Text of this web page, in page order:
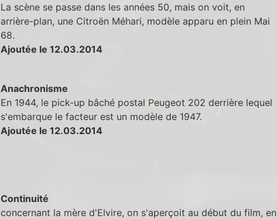
La scène se passe dans les années 50, mais on voit, en
arrière-plan, une Citroën Méhari, modèle apparu en plein Mai
68.
Ajoutée le 12.03.2014
Anachronisme
En 1944, le pick-up bâché postal Peugeot 202 derrière lequel
s'embarque le facteur est un modèle de 1947.
Ajoutée le 12.03.2014
Continuité
concernant la mère d'Elvire, on s'aperçoit au début du film, en